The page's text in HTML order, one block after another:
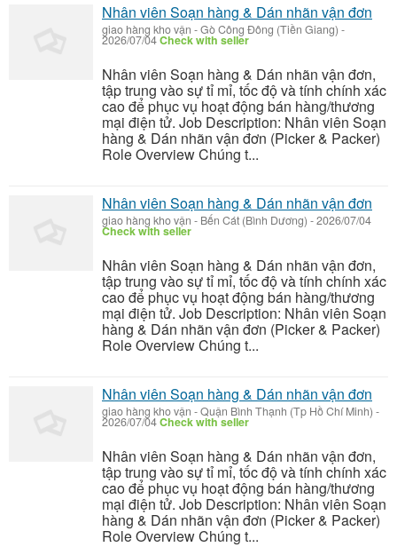
Nhân viên Soạn hàng & Dán nhãn vận đơn
giao hàng kho vận -Gò Công Đông (Tiền Giang) -
2026/07/04Check with seller
Nhân viên Soạn hàng & Dán nhãn vận đơn,
tập trung vào sự tỉ mỉ, tốc độ và tính chính xác
cao để phục vụ hoạt động bán hàng/thương
mại điện tử. Job Description: Nhân viên Soạn
hàng & Dán nhãn vận đơn (Picker & Packer)
Role Overview Chúng t...
Nhân viên Soạn hàng & Dán nhãn vận đơn
giao hàng kho vận - Bến Cát (Bình Dương) -2026/07/04
Check with seller
Nhân viên Soạn hàng & Dán nhãn vận đơn,
tập trung vào sự tỉ mỉ, tốc độ và tính chính xác
cao để phục vụ hoạt động bán hàng/thương
mại điện tử. Job Description: Nhân viên Soạn
hàng & Dán nhãn vận đơn (Picker & Packer)
Role Overview Chúng t...
Nhân viên Soạn hàng & Dán nhãn vận đơn
giao hàng kho vận -Quận Bình Thạnh (Tp Hồ Chí Minh) -
2026/07/04Check with seller
Nhân viên Soạn hàng & Dán nhãn vận đơn,
tập trung vào sự tỉ mỉ, tốc độ và tính chính xác
cao để phục vụ hoạt động bán hàng/thương
mại điện tử. Job Description: Nhân viên Soạn
hàng & Dán nhãn vận đơn (Picker & Packer)
Role Overview Chúng t...